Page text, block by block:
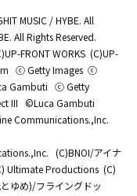
MUSIC / HYBE. All
All Rights Reserved.
FRONT WORKS (C)UP-
ⓒ Getty Images ⓒ
Gambuti ⓒ Getty
III ©Luca Gambuti
Communications.,Inc.
(C)BNOI/アイナ
Ultimate Productions (C)
ゆめ)/フライングドッ